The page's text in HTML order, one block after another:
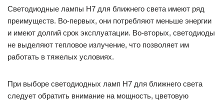
Светодиодные лампы H7 для ближнего света имеют ряд
преимуществ. Во-первых, они потребляют меньше энергии
и имеют долгий срок эксплуатации. Во-вторых, светодиоды
не выделяют тепловое излучение, что позволяет им
работать в тяжелых условиях.
При выборе светодиодных ламп H7 для ближнего света
следует обратить внимание на мощность, цветовую